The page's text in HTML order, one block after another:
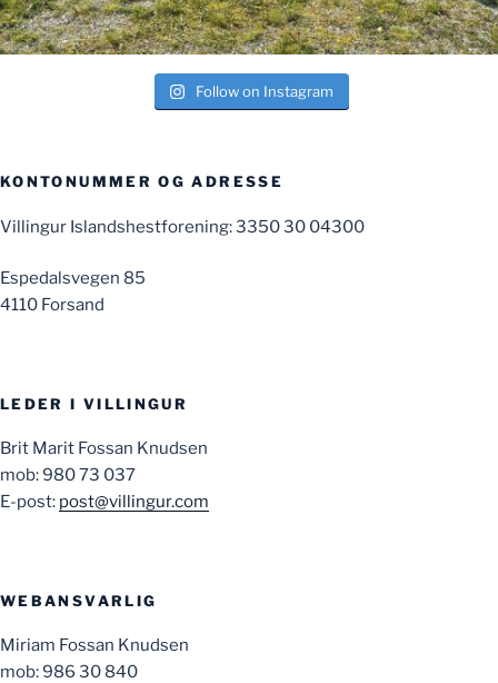
Follow on Instagram
KONTONUMMER OG ADRESSE
Villingur Islandshestforening: 3350 30 04300
Espedalsvegen 85
4110 Forsand
LEDER I VILLINGUR
Brit Marit Fossan Knudsen
mob: 980 73 037
E-post: post@villingur.com
WEBANSVARLIG
Miriam Fossan Knudsen
mob: 986 30 840